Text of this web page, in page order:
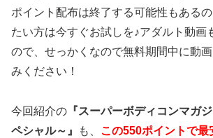
ポイント配布は終了する可能性もある
たい方は今すぐお試しを♪アダルト動画
ので、せっかくなので無料期間中に動
みください！
今回紹介の 『スーパーボディコンマガ
ペシャル～』
も、 この550ポイントで